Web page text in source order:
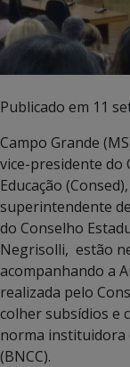
Publicado em 11
Campo Grande
vice-presidente do
Educação
superintendente
do Conselho
Negrisolli, estão
acompanhando a
realizada pelo
colher subsídios e
norma instituidora
(BNCC).